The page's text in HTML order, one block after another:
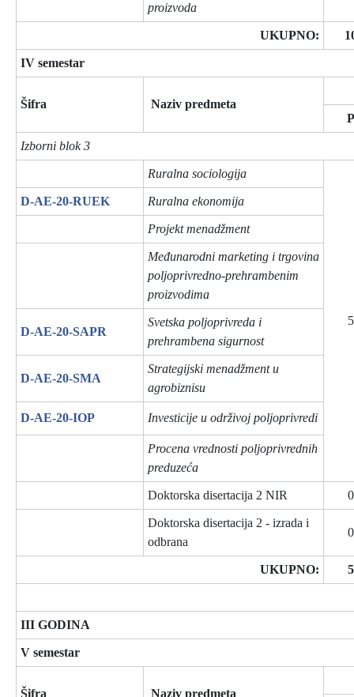
proizvoda
UKUPNO:
IV semestar
Šifra
Naziv predmeta
P
Izborni blok 3
Ruralna sociologija
5
D-AE-20-RUEK Ruralna ekonomija
Projekt menadžment
Međunarodni marketing i trgovina
poljoprivredno-prehrambenim
proizvodima
D-AE-20-SAPR
Svetska poljoprivreda i
prehrambena sigurnost
D-AE-20-SMA
Strategijski menadžment u
agrobiznisu
D-AE-20-IOP Investicije u održivoj poljoprivredi
Procena vrednosti poljoprivrednih
preduzeća
Doktorska disertacija 2 NIR 0
Doktorska disertacija 2 - izrada i
odbrana
0
UKUPNO: 5
III GODINA
V semestar
Šifra Naziv predmeta